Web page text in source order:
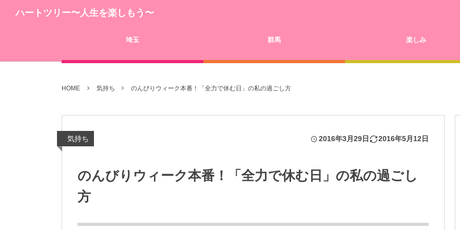
ハートツリー〜人生を楽しもう〜
埼玉 群馬 楽しみ
HOME 気持ち のんびりウィーク本番！「全力で休む日」の私の過ごし方
気持ち 2016年3月29日 2016年5月12日
のんびりウィーク本番！「全力で休む日」の私の過ごし
方